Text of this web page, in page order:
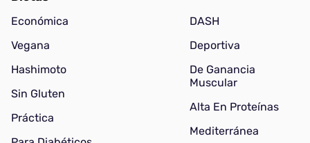
Económica
Vegana
Hashimoto
Sin Gluten
Práctica
DASH
Deportiva
De Ganancia
Muscular
Alta En Proteínas
Mediterránea